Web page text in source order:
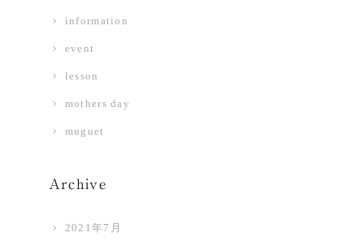
information
event
lesson
mothers day
muguet
Archive
2021年7月